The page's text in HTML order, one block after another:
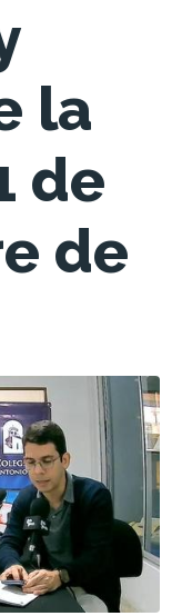
la
de
de